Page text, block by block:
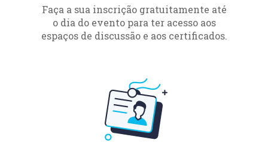
Faça a sua inscrição gratuitamente até
o dia do evento para ter acesso aos
espaços de discussão e aos certificados.